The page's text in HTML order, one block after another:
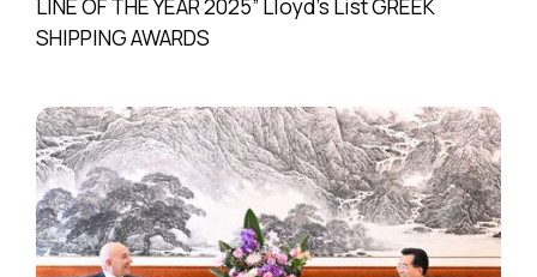
SHIPPING AWARDS